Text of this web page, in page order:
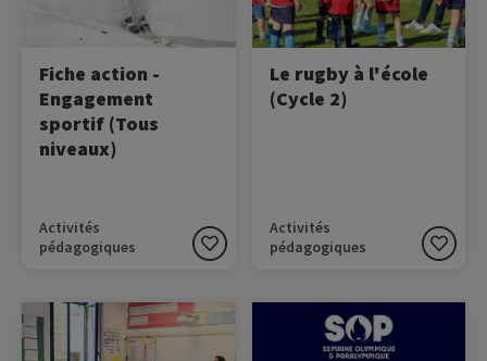
Fiche action -
Engagement
sportif (Tous
niveaux)
Activités
pédagogiques
Le rugby à l'école
(Cycle 2)
Activités
pédagogiques
Image
Cette ressource
rassemble quelques
Un guide clé-en-main pour
vous accompagner dans la